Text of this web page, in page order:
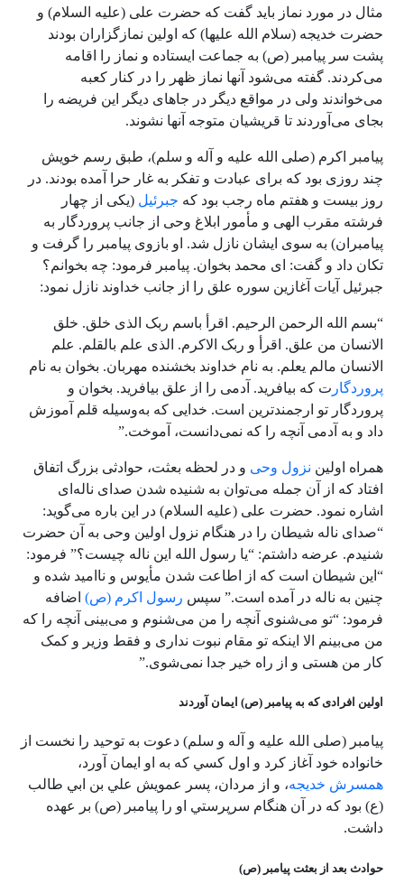
مثال در مورد نماز باید گفت که حضرت علی (علیه السلام) و
حضرت خدیجه (سلام الله علیها) که اولین نمازگزاران بودند
پشت سر پیامبر (ص) به جماعت ایستاده و نماز را اقامه
می‌کردند. گفته می‌شود آنها نماز ظهر را در کنار کعبه
می‌خواندند ولی در مواقع دیگر در جاهای دیگر این فریضه را
بجای می‌آوردند تا قریشیان متوجه آنها نشوند.
پیامبر اکرم (صلی الله علیه و آله و سلم)، طبق رسم خویش
چند روزی بود که برای عبادت و تفکر به غار حرا آمده بودند. در
روز بیست و هفتم ماه رجب بود که جبرئیل (یکی از چهار
فرشته مقرب الهی و مأمور ابلاغ وحی از جانب پروردگار به
پیامبران) به سوی ایشان نازل شد. او بازوی پیامبر را گرفت و
تکان داد و گفت: ای محمد بخوان. پیامبر فرمود: چه بخوانم؟
جبرئیل آیات آغازین سوره علق را از جانب خداوند نازل نمود:
“بسم الله الرحمن الرحیم. اقرأ باسم ربک الذی خلق. خلق
الانسان من علق. اقرأ و ربک الاکرم. الذی علم بالقلم. علم
الانسان مالم یعلم. به نام خداوند بخشنده مهربان. بخوان به نام
پروردگار ت که بیافرید. آدمی را از علق بیافرید. بخوان و
پروردگار تو ارجمندترین است. خدایی که به‌وسیله قلم آموزش
داد و به آدمی آنچه را که نمی‌دانست، آموخت.”
همراه اولین نزول وحی و در لحظه بعثت، حوادثی بزرگ اتفاق
افتاد که از آن جمله می‌توان به شنیده شدن صدای ناله‌ای
اشاره نمود. حضرت علی (علیه السلام) در این باره می‌گوید:
“صدای ناله شیطان را در هنگام نزول اولین وحی به آن حضرت
شنیدم. عرضه داشتم: “یا رسول الله این ناله چیست؟” فرمود:
“این شیطان است که از اطاعت شدن مأیوس و ناامید شده و
چنین به ناله در آمده است.” سپس رسول اکرم (ص) اضافه
فرمود: “تو می‌شنوی آنچه را من می‌شنوم و می‌بینی آنچه را که
من می‌بینم الا اینکه تو مقام نبوت نداری و فقط وزیر و کمک
کار من هستی و از راه خیر جدا نمی‌شوی.”
اولین افرادی که به پیامبر (ص) ایمان آوردند
پيامبر (صلی الله علیه و آله و سلم)دعوت به توحيد را نخست از
خانواده خود آغاز كرد و اول كسي كه به او ايمان آورد،
همسرش خديجه، و از مردان، پسر عمويش علي بن ابي طالب
(ع) بود كه در آن هنگام سرپرستي او را پيامبر (ص) بر عهده
داشت.
حوادث بعد از بعثت پیامبر (ص)